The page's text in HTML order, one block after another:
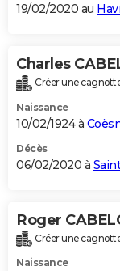
19/02/2020 au
Charles
Créer une
Naissance
10/02/1924 à
Décès
06/02/2020 à
Roger
Créer une
Naissance